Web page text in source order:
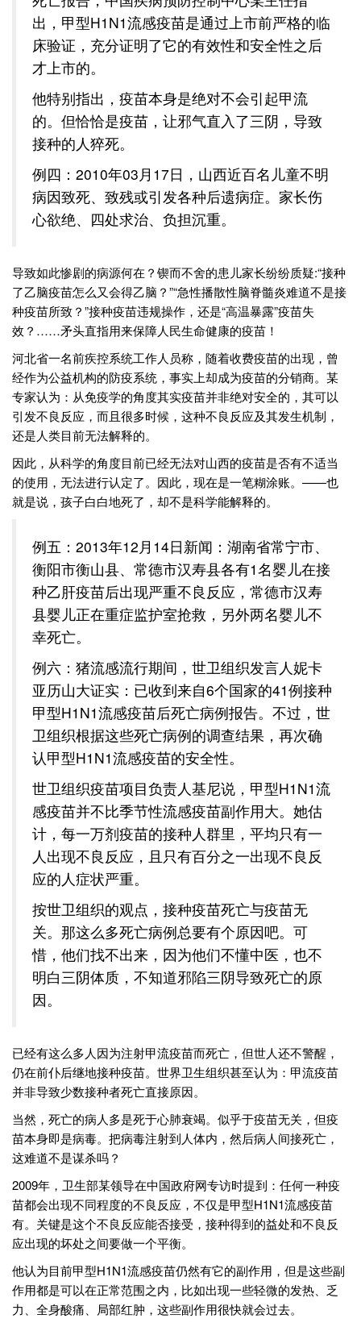
出，甲型H1N1流感疫苗是通过上市前严格的临
床验证，充分证明了它的有效性和安全性之后
才上市的。
他特别指出，疫苗本身是绝对不会引起甲流
的。但恰恰是疫苗，让邪气直入了三阴，导致
接种的人猝死。
例四：2010年03月17日，山西近百名儿童不明
病因致死、致残或引发各种后遗病症。家长伤
心欲绝、四处求治、负担沉重。
导致如此惨剧的病源何在？锲而不舍的患儿家长纷纷质疑:“接种
了乙脑疫苗怎么又会得乙脑？”“急性播散性脑脊髓炎难道不是接
种疫苗所致？”接种疫苗违规操作，还是“高温暴露”疫苗失
效？……矛头直指用来保障人民生命健康的疫苗！
河北省一名前疾控系统工作人员称，随着收费疫苗的出现，曾
经作为公益机构的防疫系统，事实上却成为疫苗的分销商。某
专家认为：从免疫学的角度其实疫苗并非绝对安全的，其可以
引发不良反应，而且很多时候，这种不良反应及其发生机制，
还是人类目前无法解释的。
因此，从科学的角度目前已经无法对山西的疫苗是否有不适当
的使用，无法进行认定了。因此，现在是一笔糊涂账。——也
就是说，孩子白白地死了，却不是科学能解释的。
例五：2013年12月14日新闻：湖南省常宁市、
衡阳市衡山县、常德市汉寿县各有1名婴儿在接
种乙肝疫苗后出现严重不良反应，常德市汉寿
县婴儿正在重症监护室抢救，另外两名婴儿不
幸死亡。
例六：猪流感流行期间，世卫组织发言人妮卡
亚历山大证实：已收到来自6个国家的41例接种
甲型H1N1流感疫苗后死亡病例报告。不过，世
卫组织根据这些死亡病例的调查结果，再次确
认甲型H1N1流感疫苗的安全性。
世卫组织疫苗项目负责人基尼说，甲型H1N1流
感疫苗并不比季节性流感疫苗副作用大。她估
计，每一万剂疫苗的接种人群里，平均只有一
人出现不良反应，且只有百分之一出现不良反
应的人症状严重。
按世卫组织的观点，接种疫苗死亡与疫苗无
关。那这么多死亡病例总要有个原因吧。可
惜，他们找不出来，因为他们不懂中医，也不
明白三阴体质，不知道邪陷三阴导致死亡的原
因。
已经有这么多人因为注射甲流疫苗而死亡，但世人还不警醒，
仍在前仆后继地接种疫苗。世界卫生组织甚至认为：甲流疫苗
并非导致少数接种者死亡直接原因。
当然，死亡的病人多是死于心肺衰竭。似乎于疫苗无关，但疫
苗本身即是病毒。把病毒注射到人体内，然后病人间接死亡，
这难道不是谋杀吗？
2009年，卫生部某领导在中国政府网专访时提到：任何一种疫
苗都会出现不同程度的不良反应，不仅是甲型H1N1流感疫苗
有。关键是这个不良反应能否接受，接种得到的益处和不良反
应出现的坏处之间要做一个平衡。
他认为目前甲型H1N1流感疫苗仍然有它的副作用，但是这些副
作用都是可以在正常范围之内，比如出现一些轻微的发热、乏
力、全身酸痛、局部红肿，这些副作用很快就会过去。